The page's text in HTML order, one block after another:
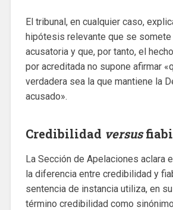
El tribunal, en cualquier caso,
hipótesis relevante que se somete
acusatoria y que, por tanto, el
por acreditada no supone afirmar
verdadera sea la que mantiene la
acusado».
Credibilidad versus
La Sección de Apelaciones aclara
la diferencia entre credibilidad y
sentencia de instancia utiliza, en
término credibilidad como